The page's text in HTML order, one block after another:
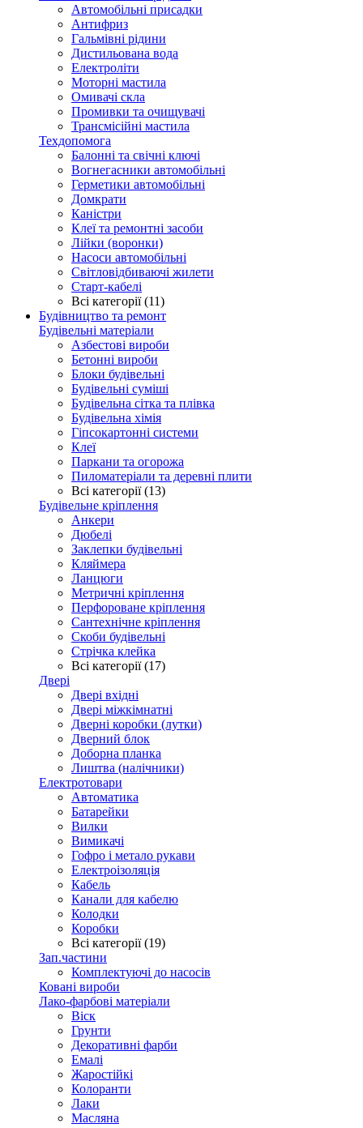
Автомобільні присадки
Антифриз
Гальмівні рідини
Дистильована вода
Електроліти
Моторні мастила
Омивачі скла
Промивки та очищувачі
Трансмісійні мастила
Техдопомога
Балонні та свічні ключі
Вогнегасники автомобільні
Герметики автомобільні
Домкрати
Каністри
Клеї та ремонтні засоби
Лійки (воронки)
Насоси автомобільні
Світловідбиваючі жилети
Старт-кабелі
Всі категорії (11)
Будівництво та ремонт
Будівельні матеріали
Азбестові вироби
Бетонні вироби
Блоки будівельні
Будівельні суміші
Будівельна сітка та плівка
Будівельна хімія
Гіпсокартонні системи
Клеї
Паркани та огорожа
Пиломатеріали та деревні плити
Всі категорії (13)
Будівельне кріплення
Анкери
Дюбелі
Заклепки будівельні
Кляймера
Ланцюги
Метричні кріплення
Перфороване кріплення
Сантехнічне кріплення
Скоби будівельні
Стрічка клейка
Всі категорії (17)
Двері
Двері вхідні
Двері міжкімнатні
Дверні коробки (лутки)
Дверний блок
Доборна планка
Лиштва (налічники)
Електротовари
Автоматика
Батарейки
Вилки
Вимикачі
Гофро і метало рукави
Електроізоляція
Кабель
Канали для кабелю
Колодки
Коробки
Всі категорії (19)
Зап.частини
Комплектуючі до насосів
Ковані вироби
Лако-фарбові матеріали
Віск
Грунти
Декоративні фарби
Емалі
Жаростійкі
Колоранти
Лаки
Масляна